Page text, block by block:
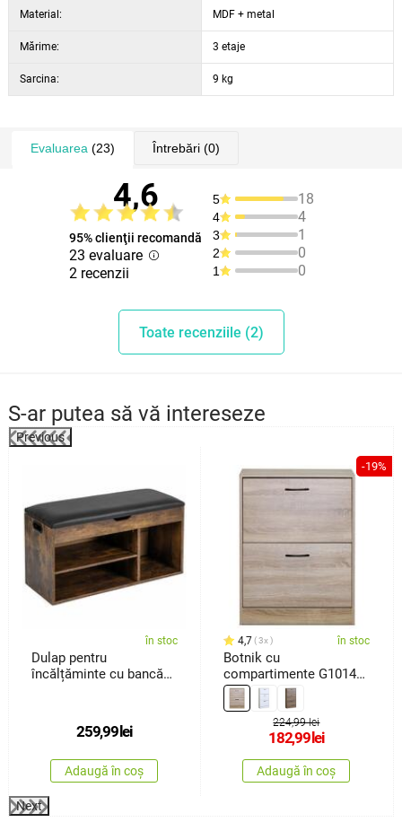
Material: MDF + metal
Mărime: 3 etaje
Sarcina: 9 kg
Evaluarea (23) Întrebări(0)
4,6
95% clienţii recomandă
23 evaluare
2 recenzii
5 18
4 4
3 1
2 0
1 0
Toate recenziile (2)
S-ar putea să vă intereseze
Previous
în stoc
Dulap pentru
încălțăminte cu bancă
259,99 lei
Adaugă în coș
-19%
4,7 3x în stoc
Botnik cu
compartimente G1014
OAK, stejar
224,99 lei
182,99 lei
Adaugă în coș
Next